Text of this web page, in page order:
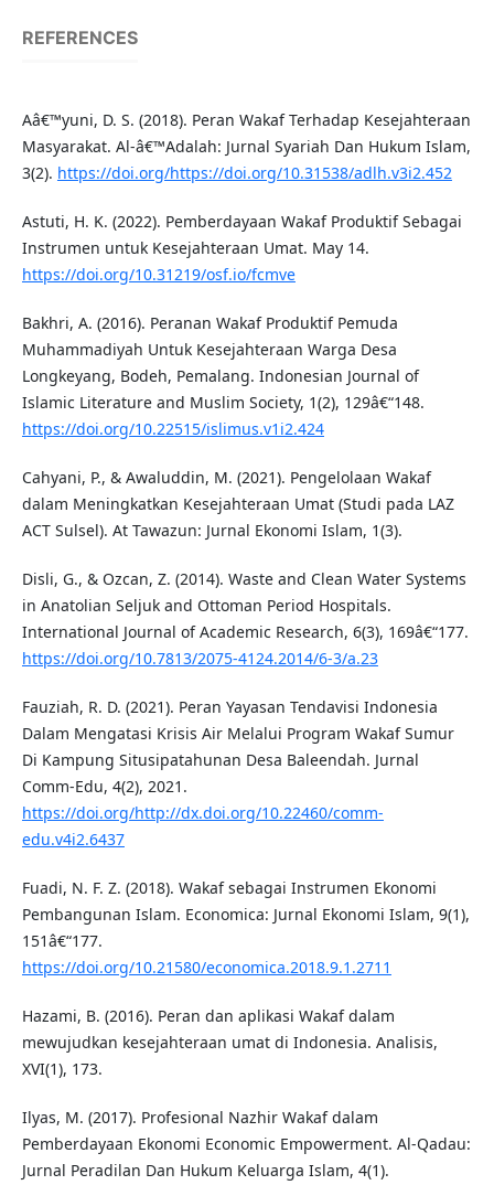
REFERENCES
Aâ€™yuni, D. S. (2018). Peran Wakaf Terhadap Kesejahteraan
Masyarakat. Al-â€™Adalah: Jurnal Syariah Dan Hukum Islam,
3(2). https://doi.org/https://doi.org/10.31538/adlh.v3i2.452
Astuti, H. K. (2022). Pemberdayaan Wakaf Produktif Sebagai
Instrumen untuk Kesejahteraan Umat. May 14.
https://doi.org/10.31219/osf.io/fcmve
Bakhri, A. (2016). Peranan Wakaf Produktif Pemuda
Muhammadiyah Untuk Kesejahteraan Warga Desa
Longkeyang, Bodeh, Pemalang. Indonesian Journal of
Islamic Literature and Muslim Society, 1(2), 129â€“148.
https://doi.org/10.22515/islimus.v1i2.424
Cahyani, P., & Awaluddin, M. (2021). Pengelolaan Wakaf
dalam Meningkatkan Kesejahteraan Umat (Studi pada LAZ
ACT Sulsel). At Tawazun: Jurnal Ekonomi Islam, 1(3).
Disli, G., & Ozcan, Z. (2014). Waste and Clean Water Systems
in Anatolian Seljuk and Ottoman Period Hospitals.
International Journal of Academic Research, 6(3), 169â€“177.
https://doi.org/10.7813/2075-4124.2014/6-3/a.23
Fauziah, R. D. (2021). Peran Yayasan Tendavisi Indonesia
Dalam Mengatasi Krisis Air Melalui Program Wakaf Sumur
Di Kampung Situsipatahunan Desa Baleendah. Jurnal
Comm-Edu, 4(2), 2021.
https://doi.org/http://dx.doi.org/10.22460/comm-
edu.v4i2.6437
Fuadi, N. F. Z. (2018). Wakaf sebagai Instrumen Ekonomi
Pembangunan Islam. Economica: Jurnal Ekonomi Islam, 9(1),
151â€“177.
https://doi.org/10.21580/economica.2018.9.1.2711
Hazami, B. (2016). Peran dan aplikasi Wakaf dalam
mewujudkan kesejahteraan umat di Indonesia. Analisis,
XVI(1), 173.
Ilyas, M. (2017). Profesional Nazhir Wakaf dalam
Pemberdayaan Ekonomi Economic Empowerment. Al-Qadau:
Jurnal Peradilan Dan Hukum Keluarga Islam, 4(1).